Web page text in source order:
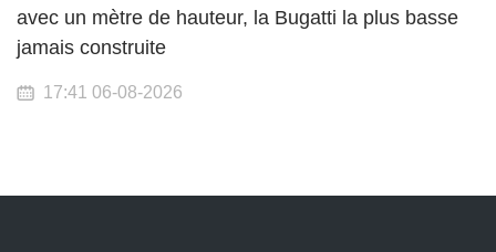
avec un mètre de hauteur, la Bugatti la plus basse
jamais construite
17:41 06-08-2026